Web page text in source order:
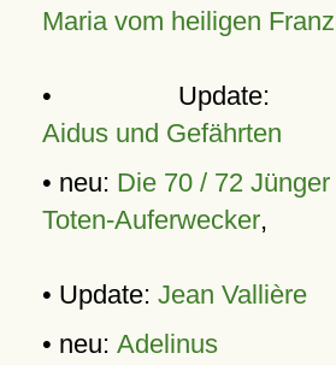
Maria vom heiligen
•
Aidus und Gefährten
• neu: Die 70 / 72
Toten-Auferwecker,
• Update: Jean Vallière
• neu: Adelinus